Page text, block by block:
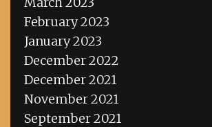
February 2023
January 2023
December 2022
December 2021
November 2021
September 2021